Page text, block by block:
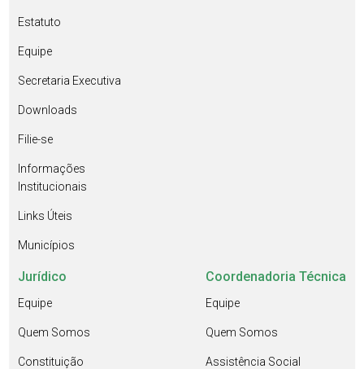
Estatuto
Equipe
Secretaria Executiva
Downloads
Filie-se
Informações
Institucionais
Links Úteis
Municípios
Jurídico
Equipe
Quem Somos
Constituição
Coordenadoria Técnica
Equipe
Quem Somos
Assistência Social